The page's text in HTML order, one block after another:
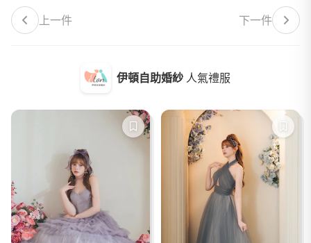
上一件 下一件
伊頓自助婚紗 人氣禮服